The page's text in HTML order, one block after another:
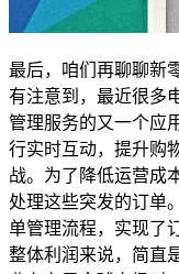
最后，咱们再聊聊新
有注意到，最近很多
管理服务的又一个应
行实时互动，提升购
战。为了降低运营成
处理这些突发的订单
单管理流程，实现了
整体利润来说，简直